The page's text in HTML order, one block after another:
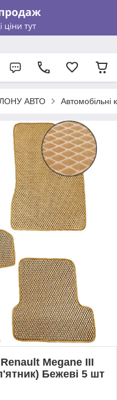
АВТО Автомобільні
Megane III
Бежеві 5 шт